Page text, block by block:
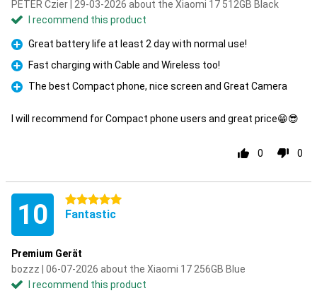
PÉTER Czier | 29-03-2026 about the Xiaomi 17 512GB Black
I recommend this product
Pro
Great battery life at least 2 day with normal use!
Pro
Fast charging with Cable and Wireless too!
Pro
The best Compact phone, nice screen and Great Camera
I will recommend for Compact phone users and great price😁😎
0 0
10 5 stars
Fantastic
Premium Gerät
bozzz | 06-07-2026 about the Xiaomi 17 256GB Blue
I recommend this product